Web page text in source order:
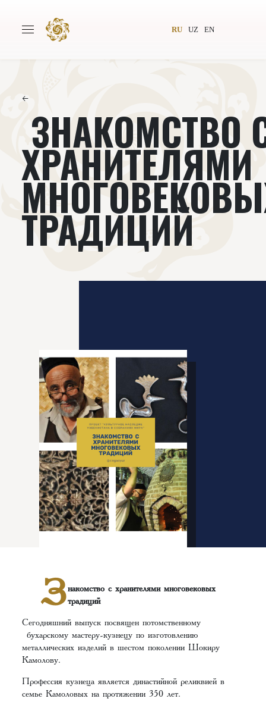
RU UZ EN
Авторы Всемирное общество
Издательство Новости
Проекты Подкасты
Книги Видеолекторий
←
ЗНАКОМСТВО
ХРАНИТЕЛЯМИ
ТРАДИЦИЙ
З накомство с хранителями многовековых
традиций
Сегодняшний выпуск посвящен потомственному
бухарскому мастеру-кузнецу по изготовлению
металлических изделий в шестом поколении Шокиру
Камолову.
Профессия кузнеца является династийной реликвией в
семье Камоловых на протяжении 350 лет.